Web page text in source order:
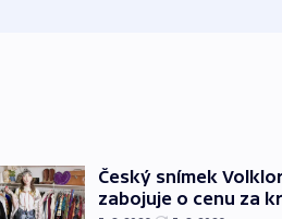
Český snímek
zabojuje o cenu za